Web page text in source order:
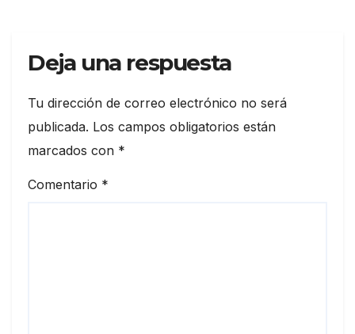
Deja una respuesta
Tu dirección de correo electrónico no será
publicada. Los campos obligatorios están
marcados con *
Comentario *